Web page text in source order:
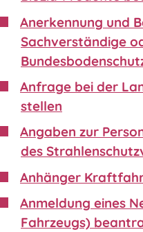
Anerkennung und
Sachverständige
Anfrage bei der
stellen
Angaben zur
des
Anhänger
Anmeldung eines
Fahrzeugs)